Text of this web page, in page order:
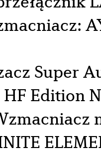
Super
HF Edition